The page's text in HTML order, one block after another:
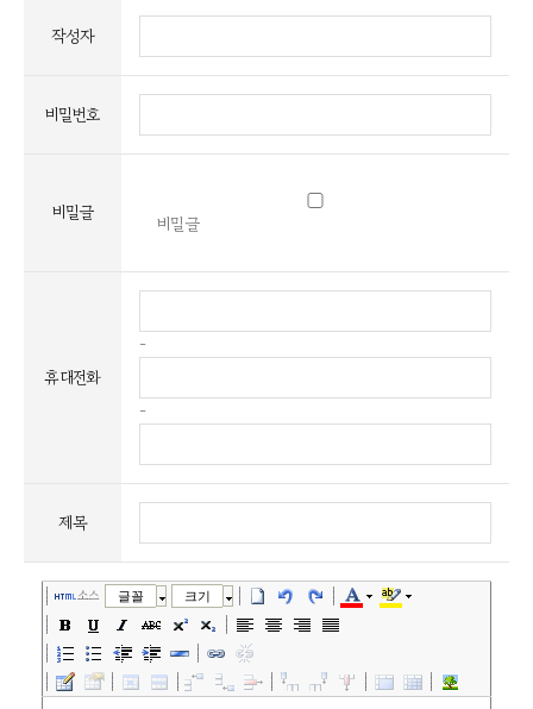
작성자
비밀번호
비밀글 비밀글
휴대전화
-
-
제목
소스 글꼴 크기